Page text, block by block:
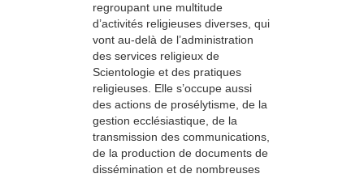
regroupant une multitude
d’activités religieuses diverses, qui
vont au-delà de l’administration
des services religieux de
Scientologie et des pratiques
religieuses. Elle s’occupe aussi
des actions de prosélytisme, de la
gestion ecclésiastique, de la
transmission des communications,
de la production de documents de
dissémination et de nombreuses